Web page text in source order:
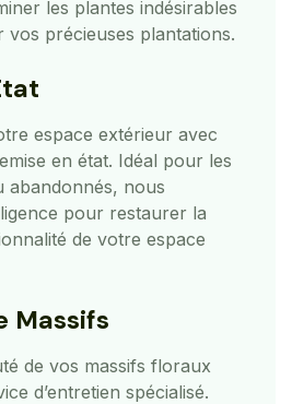
les plantes indésirables
vos précieuses plantations.
espace extérieur avec
en état. Idéal pour les
abandonnés, nous
pour restaurer la
de votre espace
Massifs
de vos massifs floraux
d’entretien spécialisé.